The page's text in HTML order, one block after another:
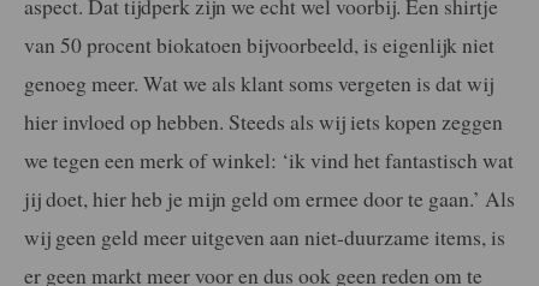
aspect. Dat tijdperk zijn we echt wel voorbij. Een shirtje
van 50 procent biokatoen bijvoorbeeld, is eigenlijk niet
genoeg meer. Wat we als klant soms vergeten is dat wij
hier invloed op hebben. Steeds als wij iets kopen zeggen
we tegen een merk of winkel: ‘ik vind het fantastisch wat
jij doet, hier heb je mijn geld om ermee door te gaan.’ Als
wij geen geld meer uitgeven aan niet-duurzame items, is
er geen markt meer voor en dus ook geen reden om te